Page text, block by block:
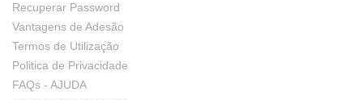
Recuperar Password
Vantagens de Adesão
Termos de Utilização
Politica de Privacidade
FAQs - AJUDA